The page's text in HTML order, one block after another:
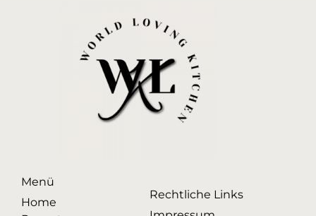
Menü
Home
Rechtliche Links